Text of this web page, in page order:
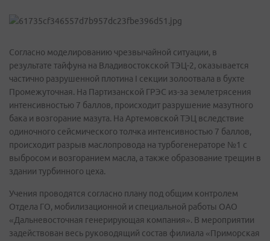
Согласно моделированию чрезвычайной ситуации, в
результате тайфуна на Владивостокской ТЭЦ-2, оказывается
частично разрушенной плотина I секции золоотвала в бухте
Промежуточная. На Партизанской ГРЭС из-за землетрясения
интенсивностью 7 баллов, происходит разрушение мазутного
бака и возгорание мазута. На Артемовской ТЭЦ вследствие
одиночного сейсмического толчка интенсивностью 7 баллов,
происходит разрыв маслопровода на турбогенераторе №1 с
выбросом и возгоранием масла, а также образование трещин в
здании турбинного цеха.
Учения проводятся согласно плану под общим контролем
Отдела ГО, мобилизационной и специальной работы ОАО
«Дальневосточная генерирующая компания». В мероприятии
задействован весь руководящий состав филиала «Приморская